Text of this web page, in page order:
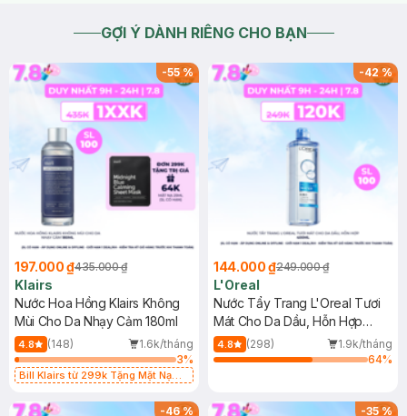
GỢI Ý DÀNH RIÊNG CHO BẠN
-55%
197.000 ₫435.000 ₫
Klairs
Nước Hoa Hồng Klairs Không
Mùi Cho Da Nhạy Cảm 180ml
4.8 (148)
1.6k/tháng
3%
Bill Klairs từ 299k Tặng Mặt Nạ
25ml (SL Có Hạn)
-42%
144.000 ₫249.000 ₫
L'Oreal
Nước Tẩy Trang L'Oreal Tươi
Mát Cho Da Dầu, Hỗn Hợp
400ml
4.8 (298)
1.9k/tháng
64%
-46% -35%